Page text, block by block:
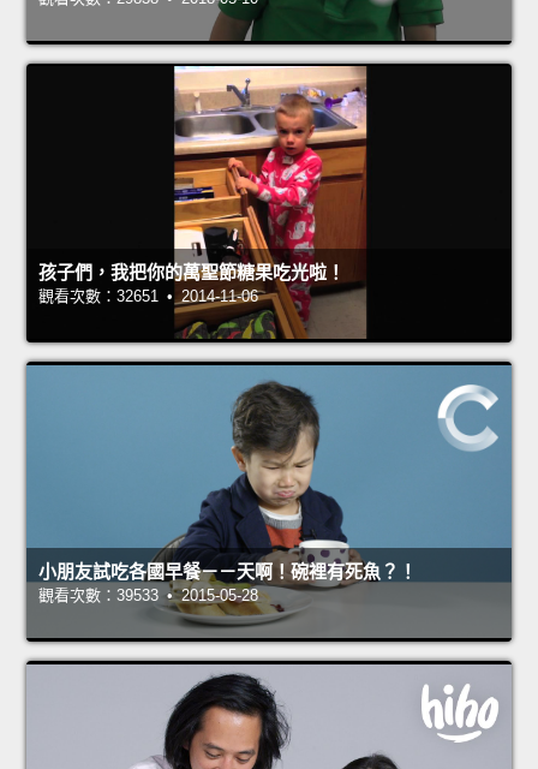
孩子們，我把你的萬聖節糖果吃光啦！
觀看次數：32651 • 2014-11-06
小朋友試吃各國早餐－－天啊！碗裡有死魚？！
觀看次數：39533 • 2015-05-28